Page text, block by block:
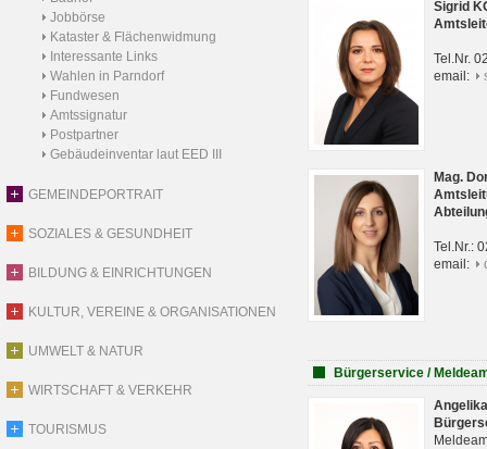
Jobbörse
Kataster & Flächenwidmung
Interessante Links
Wahlen in Parndorf
Fundwesen
Amtssignatur
Postpartner
Gebäudeinventar laut EED III
GEMEINDEPORTRAIT
SOZIALES & GESUNDHEIT
BILDUNG & EINRICHTUNGEN
KULTUR, VEREINE & ORGANISATIONEN
UMWELT & NATUR
WIRTSCHAFT & VERKEHR
TOURISMUS
Sigrid
Tel.Nr.
email:
Mag.
Tel.Nr.:
email:
Bürgerservice /